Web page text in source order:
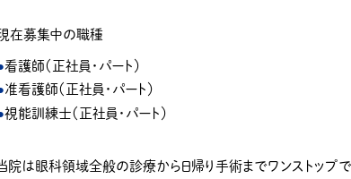
在募集中の職種
看護師（正社員・パート）
准看護師（正社員・パート）
視能訓練士（正社員・パート）
院は眼科領域全般の診療から日帰り手術までワンストップ